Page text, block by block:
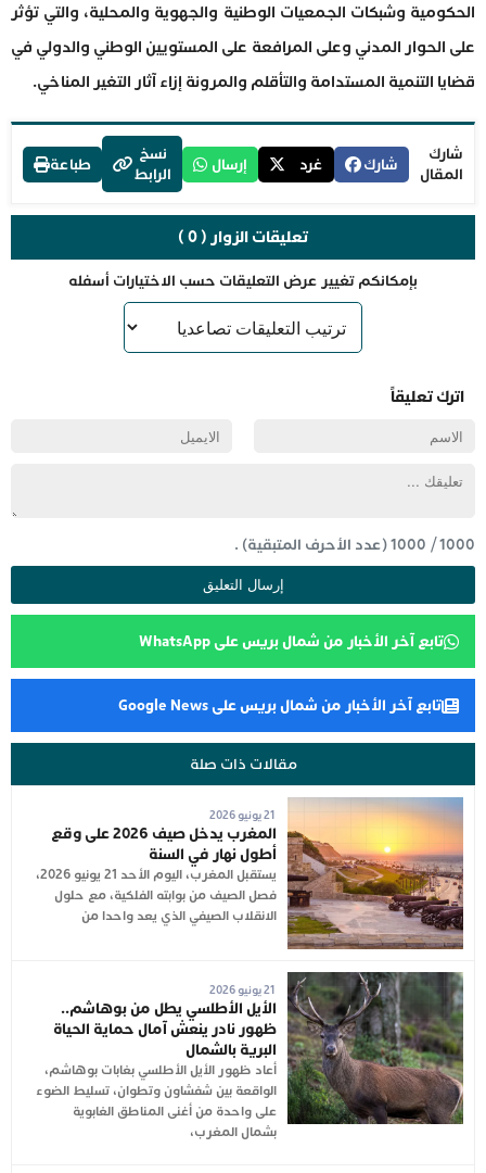
الحكومية وشبكات الجمعيات الوطنية والجهوية والمحلية، والتي تؤثر
على الحوار المدني وعلى المرافعة على المستويين الوطني والدولي في
قضايا التنمية المستدامة والتأقلم والمرونة إزاء آثار التغير المناخي.
شارك
المقال
شارك غرد إرسال
نسخ
الرابط
طباعة
تعليقات الزوار ( 0 )
بإمكانكم تغيير عرض التعليقات حسب الاختيارات أسفله
اترك تعليقاً
1000
/
1000(عدد الأحرف المتبقية) .
تابع آخر الأخبار من شمال بريس على WhatsApp
تابع آخر الأخبار من شمال بريس على Google News
مقالات ذات صلة
21 يونيو 2026
المغرب يدخل صيف 2026 على وقع
أطول نهار في السنة
يستقبل المغرب، اليوم الأحد 21 يونيو 2026،
فصل الصيف من بوابته الفلكية، مع حلول
الانقلاب الصيفي الذي يعد واحدا من
21 يونيو 2026
الأيل الأطلسي يطل من بوهاشم..
ظهور نادر ينعش آمال حماية الحياة
البرية بالشمال
أعاد ظهور الأيل الأطلسي بغابات بوهاشم،
الواقعة بين شفشاون وتطوان، تسليط الضوء
على واحدة من أغنى المناطق الغابوية
بشمال المغرب،